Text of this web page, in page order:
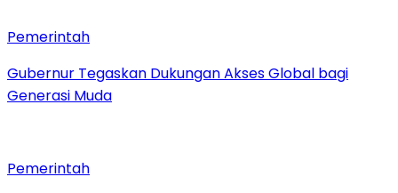
Pemerintah
Gubernur Tegaskan Dukungan Akses Global bagi
Generasi Muda
Pemerintah